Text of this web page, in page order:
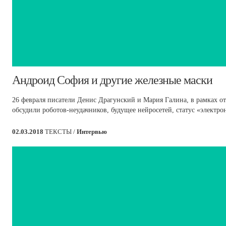
​Андроид София и другие железные маски
26 февраля писатели Денис Драгунский и Мария Галина, в рамках
обсудили роботов-неудачников, будущее нейросетей, статус
02.03.2018 ТЕКСТЫ / Интервью